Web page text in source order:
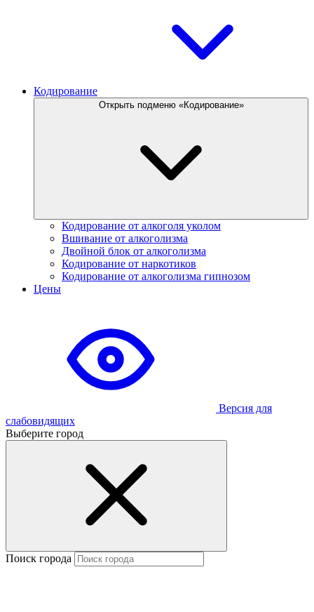
Кодирование
Открыть подменю «Кодирование»
Кодирование от алкоголя уколом
Вшивание от алкоголизма
Двойной блок от алкоголизма
Кодирование от наркотиков
Кодирование от алкоголизма гипнозом
Цены
Версия для
слабовидящих
Выберите город
Поиск города